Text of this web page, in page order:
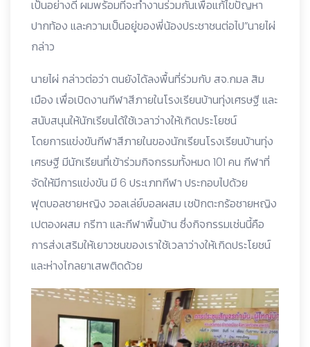
เป็นอย่างดี ผมพร้อมที่จะทำงานร่วมกันเพื่อแก้ไขปัญหา
ปากท้อง และความเป็นอยู่ของพี่น้องประชาชนต่อไป⁣”นายไผ่
กล่าว
นายไผ่ กล่าวต่อว่า ตนยังได้ลงพื้นที่ร่วมกับ สจ.กมล สิม
เมือง เพื่อเปิดงานกีฬาสีภายในโรงเรียนบ้านทุ่งเศรษฐี และ
สนับสนุนให้นักเรียนได้ใช้เวลาว่างให้เกิดประโยชน์
โดยการแข่งขันกีฬาสีภายในของนักเรียนโรงเรียนบ้านทุ่ง
เศรษฐี มีนักเรียนที่เข้าร่วมกิจกรรมทั้งหมด 101 คน กีฬาที่
จัดให้มีการแข่งขัน มี 6 ประเภทกีฬา ประกอบไปด้วย
ฟุตบอลชายหญิง วอลเล่ย์บอลผสม เชปักตะกร้อชายหญิง
เปตองผสม กรีฑา และกีฬาพื้นบ้าน ซึ่งกิจกรรมเช่นนี้คือ
การส่งเสริมให้เยาวชนของเราใช้เวลาว่างให้เกิดประโยชน์
และห่างไกลยาเสพติดด้วย